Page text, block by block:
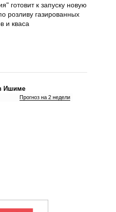
готовит к запуску новую
розливу газированных
и кваса
Ишиме
Прогноз на 2 недели